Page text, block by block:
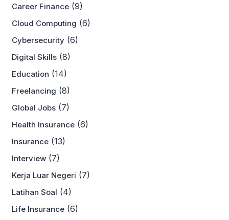
Career Finance (9)
Cloud Computing (6)
Cybersecurity (6)
Digital Skills (8)
Education (14)
Freelancing (8)
Global Jobs (7)
Health Insurance (6)
Insurance (13)
Interview (7)
Kerja Luar Negeri (7)
Latihan Soal (4)
Life Insurance (6)